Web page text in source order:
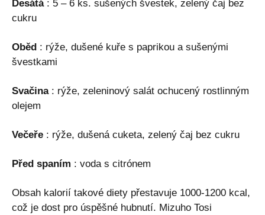
Desátá: 5 – 6 ks. sušených švestek, zelený čaj bez
cukru
Oběd : rýže, dušené kuře s paprikou a sušenými
švestkami
Svačina: rýže, zeleninový salát ochucený rostlinným
olejem
Večeře : rýže, dušená cuketa, zelený čaj bez cukru
Před spaním : voda s citrónem
Obsah kalorií takové diety přestavuje 1000-1200 kcal,
což je dost pro úspěšné hubnutí. Mizuho Tosi